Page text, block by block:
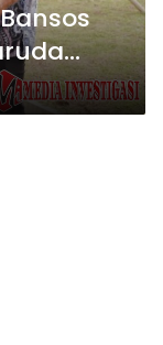
Off-